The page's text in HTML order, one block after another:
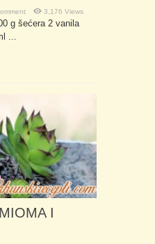
3,176 Views
g šećera 2 vanila
...
I